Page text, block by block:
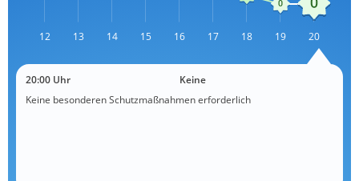
L
12 13 14 15 16 17 18 19 20
20:00 Uhr
Keine
Keine besonderen Schutzmaßnahmen erforderlich